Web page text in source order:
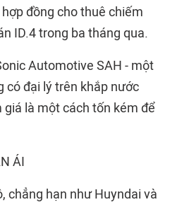
đồng cho thuê chiếm
ID.4 trong ba tháng qua.
Automotive SAH - một
có đại lý trên khắp nước
giá là một cách tốn kém để
ÁI
chẳng hạn như Huyndai và